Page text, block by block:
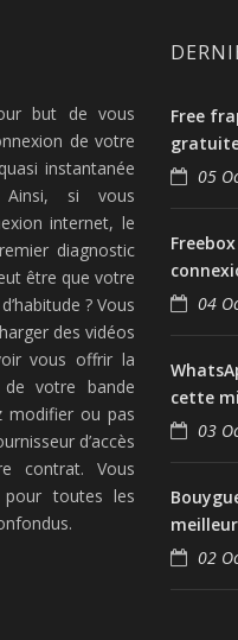
but de vous
de votre
instantanée
Ainsi, si vous
internet, le
diagnostic
être que votre
? Vous
des vidéos
vous offrir la
votre bande
modifier ou pas
d’accès
contrat. Vous
toutes les
Free
05
04
cette
03
02